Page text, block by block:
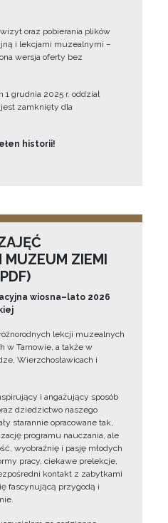
oraz pobierania plików
i lekcjami muzealnymi –
wersja oferty bez
1 grudnia 2025 r. oddział
zamknięty dla
historii!
MUZEUM ZIEMI
wiosna–lato 2026
lekcji muzealnych
w Tarnowie, a także w
Wierzchosławicach i
i angażujący sposób
dziedzictwo naszego
starannie opracowane tak,
programu nauczania, ale
wyobraźnię i pasję młodych
pracy, ciekawe prelekcje,
kontakt z zabytkami
fascynującą przygodą i